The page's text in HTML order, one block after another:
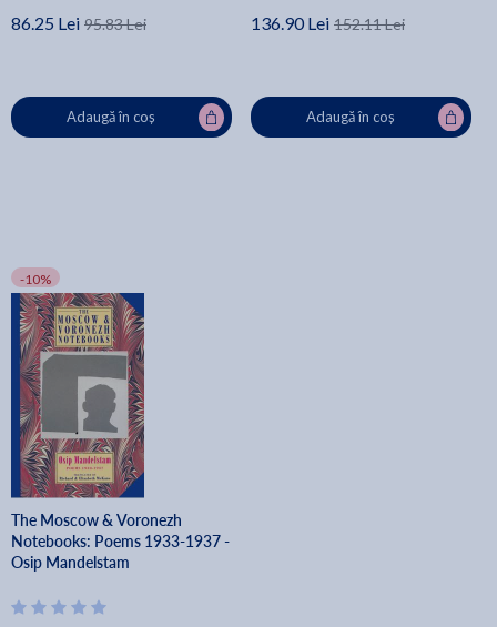
86.25 Lei 95.83 Lei
Adaugă în coș
136.90 Lei 152.11 Lei
Adaugă în coș
-10%
The Moscow & Voronezh
Notebooks: Poems 1933-1937 -
Osip Mandelstam